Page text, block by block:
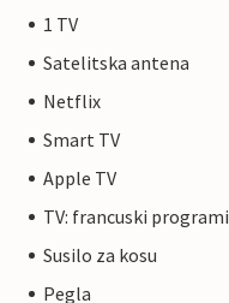
1 TV
Satelitska antena
Netflix
Smart TV
Apple TV
TV: francuski programi
Susilo za kosu
Pegla